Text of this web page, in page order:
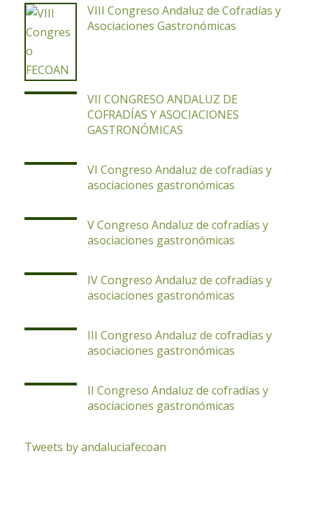
VIII Congreso Andaluz de Cofradías y
Asociaciones Gastronómicas
VII CONGRESO ANDALUZ DE
COFRADÍAS Y ASOCIACIONES
GASTRONÓMICAS
VI Congreso Andaluz de cofradías y
asociaciones gastronómicas
V Congreso Andaluz de cofradías y
asociaciones gastronómicas
IV Congreso Andaluz de cofradías y
asociaciones gastronómicas
III Congreso Andaluz de cofradías y
asociaciones gastronómicas
II Congreso Andaluz de cofradías y
asociaciones gastronómicas
Tweets by andaluciafecoan